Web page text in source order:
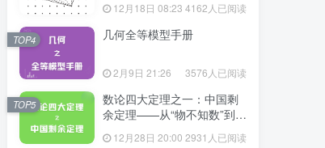
12月18日 08:23 4162人已阅读
几何全等模型手册
2月9日 21:26 3576人已阅读
TOP4
数论四大定理之一：中国剩
余定理——从“物不知数”到现
代代数
12月28日 20:00 2931人已阅读
TOP5